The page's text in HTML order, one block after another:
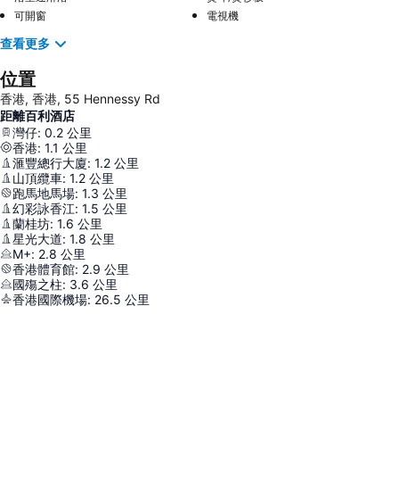
可開窗
電視機
查看更多
位置
香港, 香港, 55 Hennessy Rd
距離百利酒店
灣仔: 0.2 公里
香港: 1.1 公里
滙豐總行大廈: 1.2 公里
山頂纜車: 1.2 公里
跑馬地馬場: 1.3 公里
幻彩詠香江: 1.5 公里
蘭桂坊: 1.6 公里
星光大道: 1.8 公里
M+: 2.8 公里
香港體育館: 2.9 公里
國殤之柱: 3.6 公里
香港國際機場: 26.5 公里